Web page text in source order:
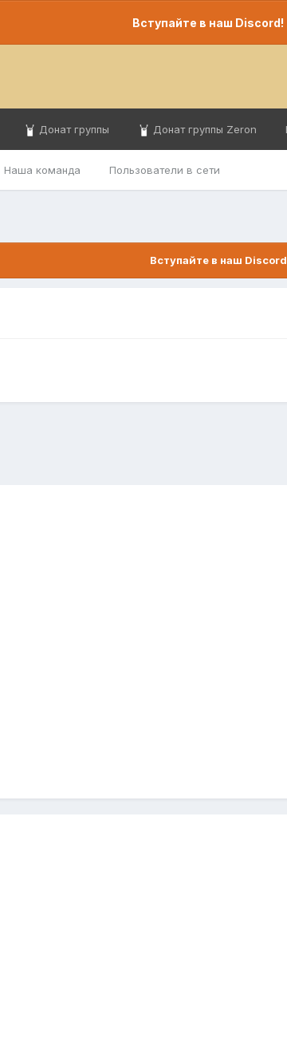
Вступайте в наш Discord!
Наша команда Пользователи в сети
Донат группы Донат группы Zeron
Вступайте в наш